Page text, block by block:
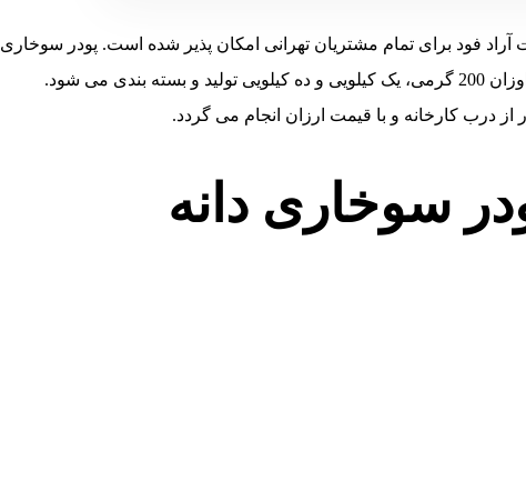
آراد فود برای تمام مشتریان تهرانی امکان پذیر شده است. پودر سوخاری
دانه درشت در سه رنگ سفید، طلایی، نارنجی در اوزان 200 گرمی، یک کیلویی و ده کیلویی تولید و بسته بندی می شود.
درب کارخانه و با قیمت ارزان انجام می گردد.
سوخاری دانه